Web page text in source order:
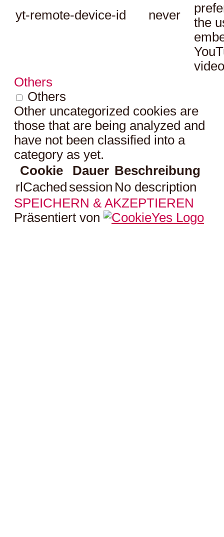
yt-remote-device-id never
the
Others
Others
Other uncategorized cookies are
those that are being analyzed and
have not been classified into a
category as yet.
Cookie
Dauer Beschreibung
rlCached session No description
SPEICHERN & AKZEPTIEREN
Präsentiert von